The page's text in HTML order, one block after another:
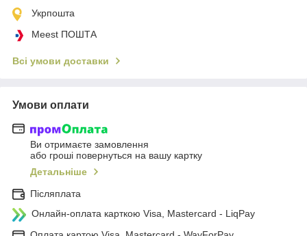
Укрпошта
Meest ПОШТА
Всі умови доставки
Умови оплати
Ви отримаєте замовлення
або гроші повернуться на вашу картку
Детальніше
Післяплата
Онлайн-оплата карткою Visa, Mastercard - LiqPay